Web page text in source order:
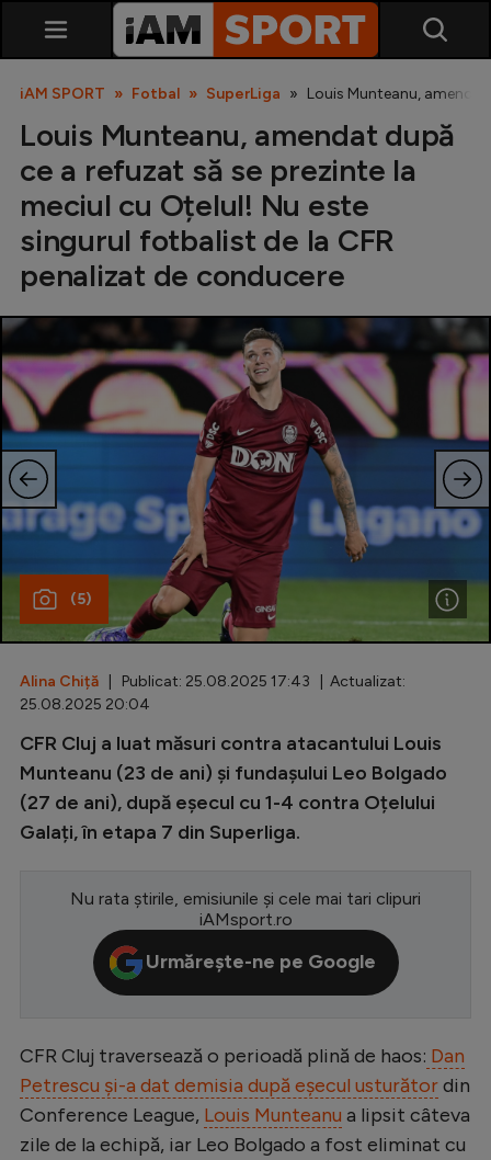
SuperLiga
Cupa României
Echipa Națională
Fotbal feminin
Special
Diverse
Inedit
Champions League
Europa League
Conference League
CM 2026
Premier League
LaLiga
Bundesliga
Ligue 1
Campionate
iAM SPORT Fotbal SuperLiga Louis Munteanu,
Louis Munteanu, amendat după
ce a refuzat să se prezinte la
meciul cu Oțelul! Nu este
singurul fotbalist de la CFR
penalizat de conducere
(5)
Alina Chiță | Publicat: 25.08.2025 17:43 | Actualizat:
25.08.2025 20:04
CFR Cluj a luat măsuri contra atacantului Louis
Munteanu (23 de ani) și fundașului Leo Bolgado
(27 de ani), după eșecul cu 1-4 contra Oțelului
Galați, în etapa 7 din Superliga.
Nu rata știrile, emisiunile și cele mai tari clipuri
iAMsport.ro
Urmărește-ne pe Google
CFR Cluj traversează o perioadă plină de haos: Dan
Petrescu și-a dat demisia după eșecul usturătordin
Conference League, Louis Munteanu a lipsit câteva
zile de la echipă, iar Leo Bolgado a fost eliminat cu